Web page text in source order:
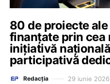
80 de proiecte
finanțate prin cea
inițiativă
participativă
Redacția 29 iunie 2026